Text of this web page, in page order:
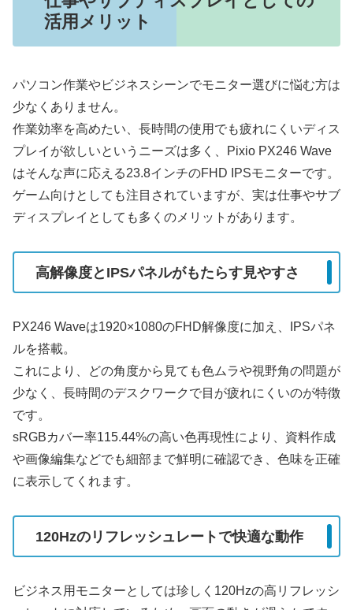
活用メリット
パソコン作業やビジネスシーンでモニター選びに悩む方は
少なくありません。
作業効率を高めたい、長時間の使用でも疲れにくいディス
プレイが欲しいというニーズは多く、Pixio PX246 Wave
はそんな声に応える23.8インチのFHD IPSモニターです。
ゲーム向けとしても注目されていますが、実は仕事やサブ
ディスプレイとしても多くのメリットがあります。
高解像度とIPSパネルがもたらす見やすさ
PX246 Waveは1920×1080のFHD解像度に加え、IPSパネ
ルを搭載。
これにより、どの角度から見ても色ムラや視野角の問題が
少なく、長時間のデスクワークで目が疲れにくいのが特徴
です。
sRGBカバー率115.44%の高い色再現性により、資料作成
や画像編集などでも細部まで鮮明に確認でき、色味を正確
に表示してくれます。
120Hzのリフレッシュレートで快適な動作
ビジネス用モニターとしては珍しく120Hzの高リフレッシ